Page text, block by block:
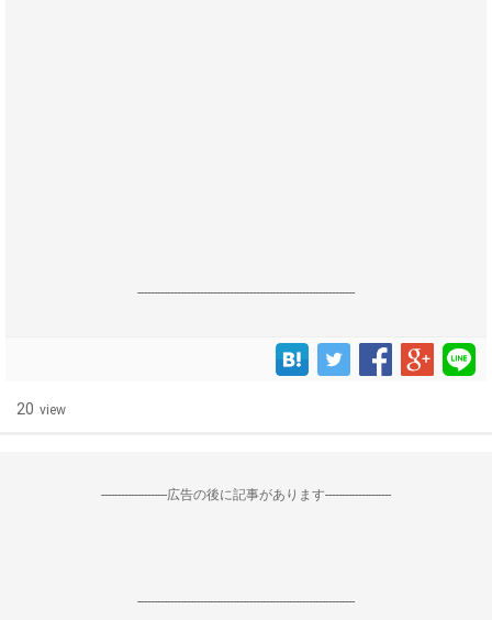
------------------------------------------------------------------
20 view
--------------------広告の後に記事があります--------------------
------------------------------------------------------------------